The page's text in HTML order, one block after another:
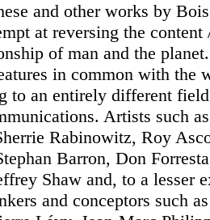
and other works by
at reversing the content
of man and the
in common with the
to an entirely different
Artists such
Rabinowitz, Roy
Barron, Don
Shaw and, to a lesser
and conceptors such